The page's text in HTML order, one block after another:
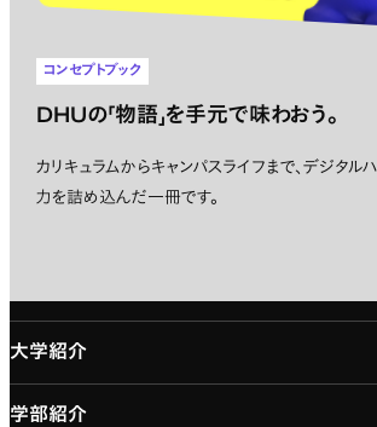
コンセプトブック
DHUの「物語」を手元で味わおう。
カリキュラムからキャンパスライフまで、デジタル
力を詰め込んだ一冊です。
大学紹介
大学紹介
学部紹介